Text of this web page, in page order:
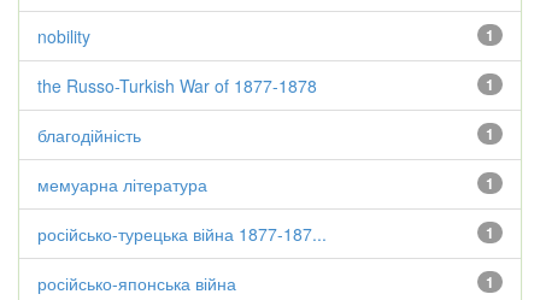
1
nobility
1
the Russo-Turkish War of 1877-1878
1
благодійність
1
мемуарна література
1
російсько-турецька війна 1877-187...
1
російсько-японська війна